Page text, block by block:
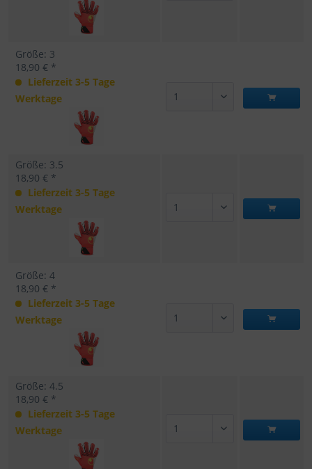
Größe: 3
18,90 € *
Lieferzeit 3-5 Tage
Werktage
Größe: 3.5
18,90 € *
Lieferzeit 3-5 Tage
Werktage
Größe: 4
18,90 € *
Lieferzeit 3-5 Tage
Werktage
Größe: 4.5
18,90 € *
Lieferzeit 3-5 Tage
Werktage